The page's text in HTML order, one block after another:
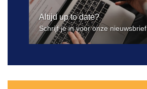
Altijd up to date?
Schrijf je in voor onze nieuwsbrief